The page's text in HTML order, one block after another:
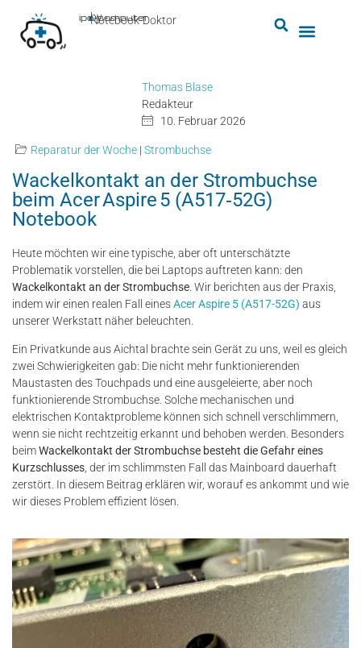
Notebook-Doktor
by
■
ipc-computer
Thomas Blase
Redakteur
10. Februar 2026
Reparatur der Woche| Strombuchse
Wackelkontakt an der Strombuchse
beim Acer Aspire 5 (A517‑52G)
Notebook
Heute möchten wir eine typische, aber oft unterschätzte
Problematik vorstellen, die bei Laptops auftreten kann: den
Wackelkontakt an der Strombuchse . Wir berichten aus der Praxis,
indem wir einen realen Fall einesAcer Aspire 5 (A517-52G) aus
unserer Werkstatt näher beleuchten.
Ein Privatkunde aus Aichtal brachte sein Gerät zu uns, weil es gleich
zwei Schwierigkeiten gab: Die nicht mehr funktionierenden
Maustasten des Touchpads und eine ausgeleierte, aber noch
funktionierende Strombuchse. Solche mechanischen und
elektrischen Kontaktprobleme können sich schnell verschlimmern,
wenn sie nicht rechtzeitig erkannt und behoben werden. Besonders
beimWackelkontakt der Strombuchse besteht die Gefahr eines
Kurzschlusses, der im schlimmsten Fall das Mainboard dauerhaft
zerstört. In diesem Beitrag erklären wir, worauf es ankommt und wie
wir dieses Problem effizient lösen.